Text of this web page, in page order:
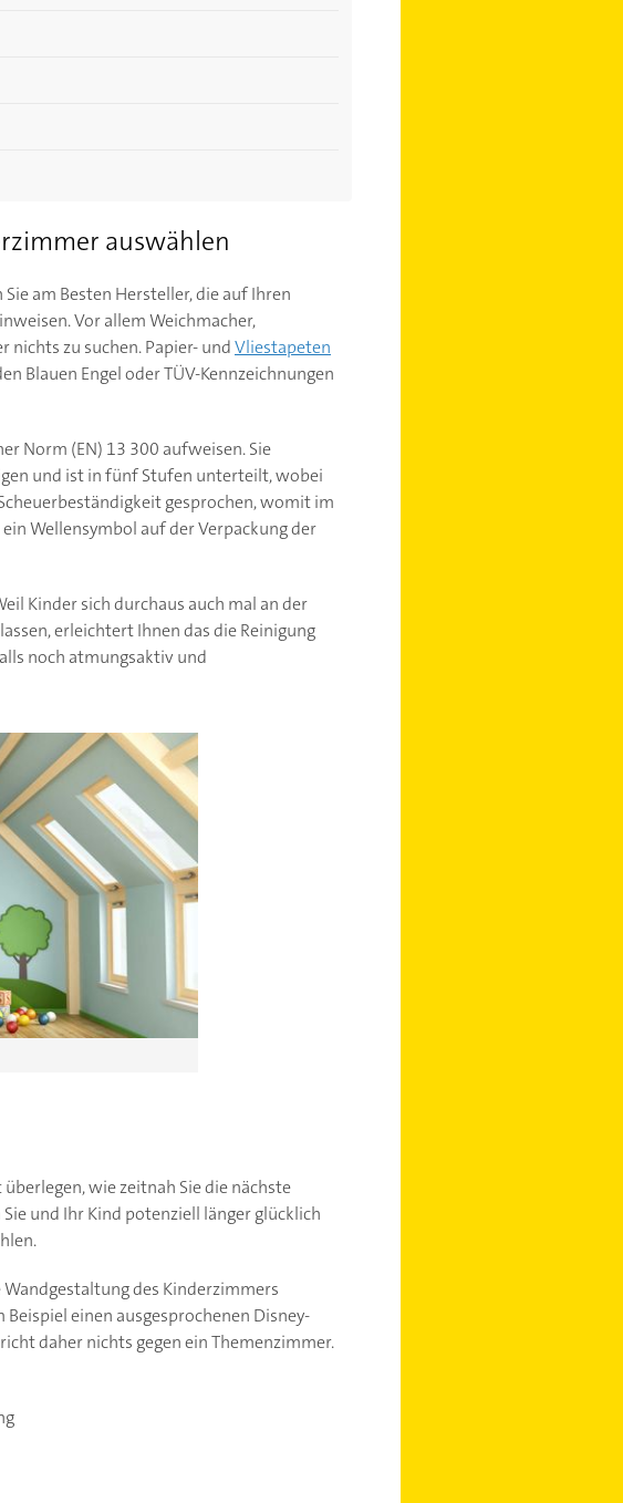
auswählen
am Besten Hersteller, die auf Ihren
Vor allem Weichmacher,
zu suchen. Papier- undVliestapeten
Blauen Engel oder TÜV-Kennzeichnungen
Norm (EN) 13 300 aufweisen. Sie
und ist in fünf Stufen unterteilt, wobei
gesprochen, womit im
Wellensymbol auf der Verpackung der
Kinder sich durchaus auch mal an der
erleichtert Ihnen das die Reinigung
noch atmungsaktiv und
wie zeitnah Sie die nächste
und Ihr Kind potenziell länger glücklich
des Kinderzimmers
einen ausgesprochenen Disney-
daher nichts gegen ein Themenzimmer.